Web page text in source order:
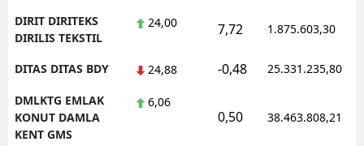
DIRIT DIRITEKS
DIRILIS TEKSTIL
24,00 7,72 1.875.603,30
DITAS DITAS BDY 24,88 -0,48 25.331.235,80
DMLKTG EMLAK
KONUT DAMLA
KENT GMS
6,06
0,50 38.463.808,21